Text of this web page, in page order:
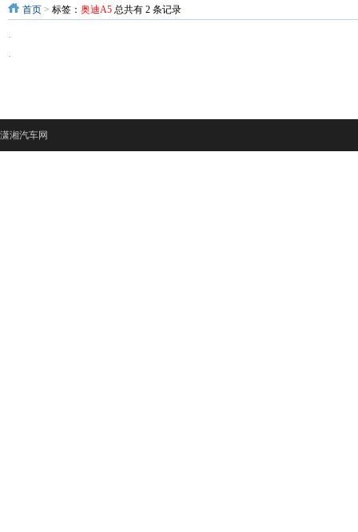
首页 > 标签： 奥迪A5 总共有 2 条记录
·
·
潇湘汽车网